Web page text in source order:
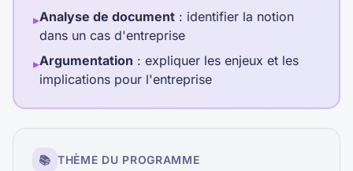
▸Analyse de document : identifier la notion
dans un cas d'entreprise
▸Argumentation : expliquer les enjeux et les
implications pour l'entreprise
📚 THÈME DU PROGRAMME